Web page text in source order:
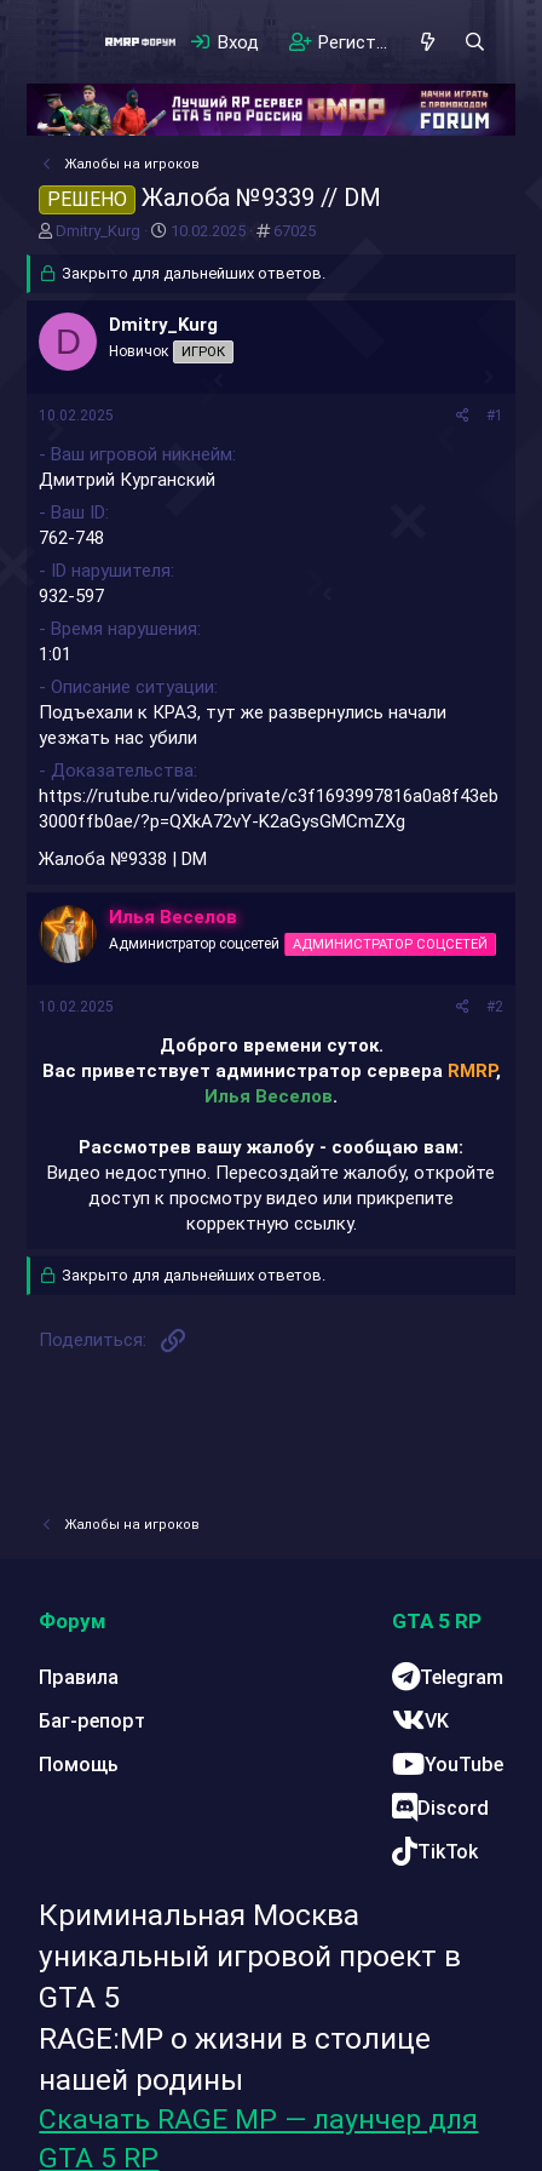
Вход Регистрация
Жалобы на игроков
РЕШЕНО Жалоба №9339 // DM
А
т
р
Dmitry_Kurg
Д
т
а
ч
10.02.2025 #
67025
Закрыто для дальнейших ответов.
D Dmitry_Kurg
Новичок ИГРОК
10.02.2025 #1
- Ваш игровой никнейм
Дмитрий Курганский
- Ваш ID
762-748
- ID нарушителя
932-597
- Время нарушения
1:01
- Описание ситуации
Подъехали к КРАЗ, тут же развернулись начали
уезжать нас убили
- Доказательства
https://rutube.ru/video/private/c3f1693997816a0a8f43eb
3000ffb0ae/?p=QXkA72vY-K2aGysGMCmZXg
Жалоба №9338 | DM
Илья Веселов
Администратор соцсетей АДМИНИСТРАТОР СОЦСЕТЕЙ
10.02.2025 #2
Доброго времени суток.
Вас приветствует администратор сервера RMRP,
Илья Веселов.
Рассмотрев вашу жалобу - сообщаю вам:
Видео недоступно. Пересоздайте жалобу, откройте
доступ к просмотру видео или прикрепите
корректную ссылку.​
Закрыто для дальнейших ответов.
Поделиться:
Жалобы на игроков
Криминальная Москва
уникальный игровой проект в
GTA 5
RAGE:MP о жизни в столице
нашей родины
Скачать RAGE MP — лаунчер для
GTA 5 RP
Форум
Правила
Баг-репорт
Помощь
GTA 5 RP
Telegram
VK
YouTube
Discord
TikTok